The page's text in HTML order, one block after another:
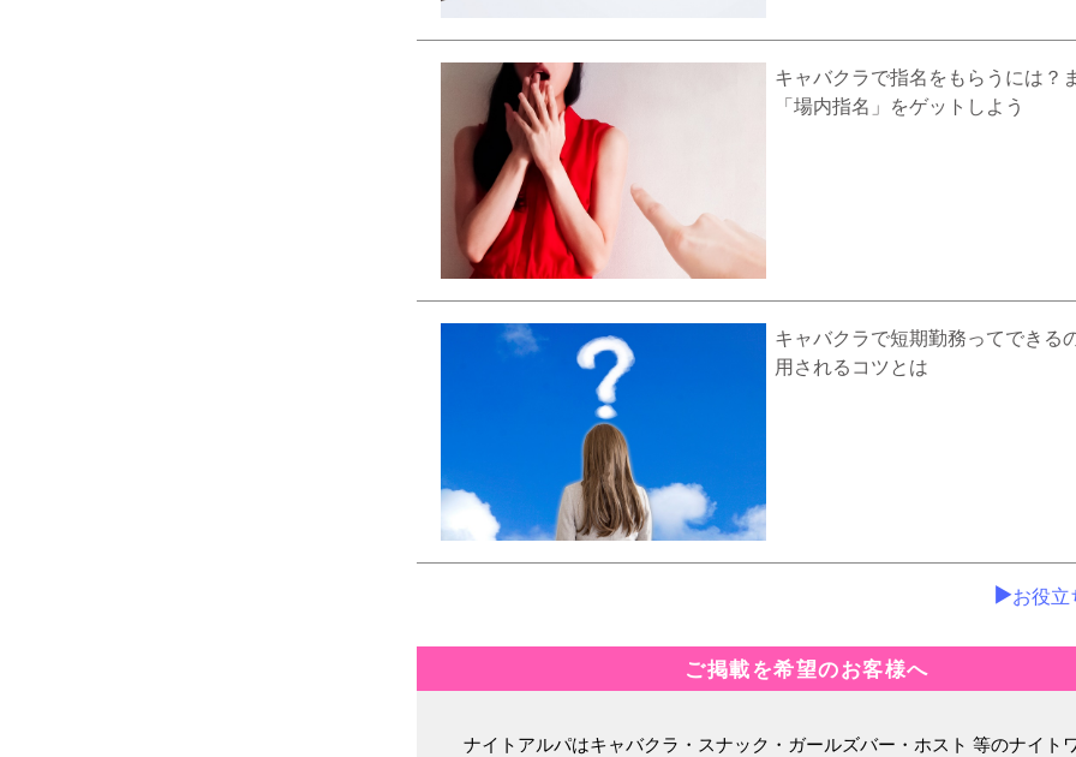
キャバクラで指名をもらうには？
「場内指名」をゲットしよう
キャバクラで短期勤務ってできる
用されるコツとは
お役
ご掲載を希望のお客様へ
ナイトアルパはキャバクラ・スナック・ガールズバー・ホスト 等のナイト